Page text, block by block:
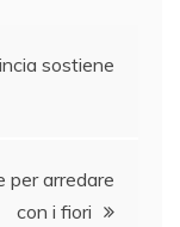
sostiene
per arredare
con i fiori